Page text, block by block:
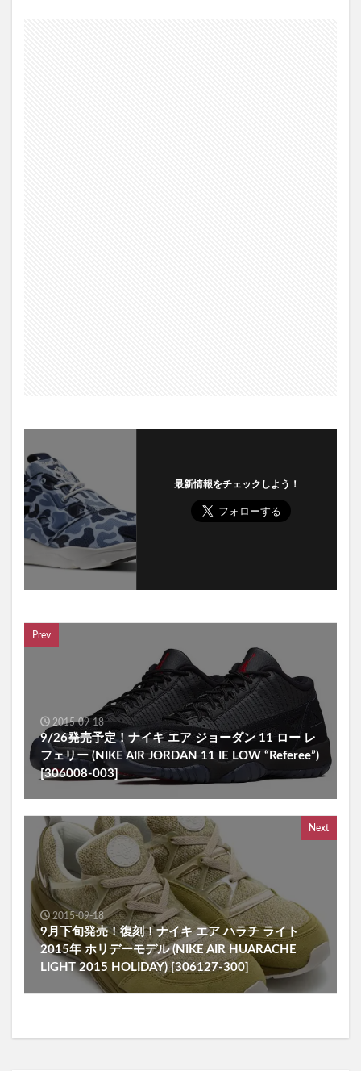
最新情報をチェックしよう！
Prev
2015-09-18
9/26発売予定！ナイキ エア ジョーダン 11 ロー レ
フェリー (NIKE AIR JORDAN 11 IE LOW “Referee”)
[306008-003]
Next
2015-09-18
9月下旬発売！復刻！ナイキ エア ハラチ ライト
2015年 ホリデーモデル (NIKE AIR HUARACHE
LIGHT 2015 HOLIDAY) [306127-300]